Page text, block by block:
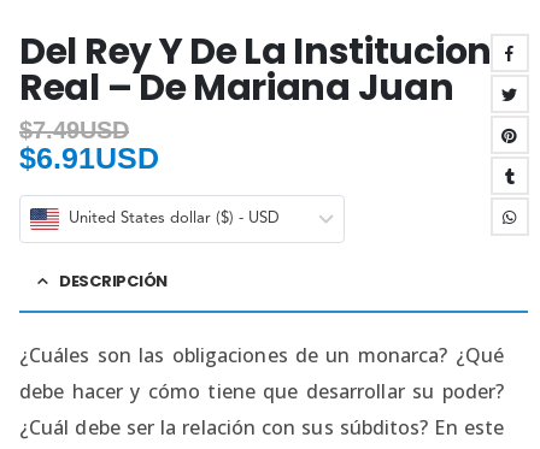
Del Rey Y De La Institucion
Real – De Mariana Juan
$7.49USD
$6.91USD
United States dollar ($) - USD
DESCRIPCIÓN
¿Cuáles son las obligaciones de un monarca? ¿Qué
debe hacer y cómo tiene que desarrollar su poder?
¿Cuál debe ser la relación con sus súbditos? En este